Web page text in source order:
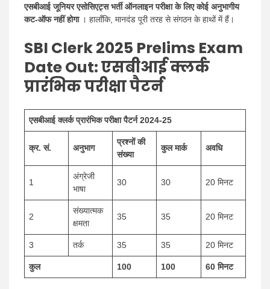
एसबीआई जूनियर एसोसिएट्स भर्ती ऑनलाइन परीक्षा के लिए कोई अनुभागीय
कट-ऑफ नहीं होगा। हालाँकि, मानदंड पूरी तरह से संगठन के हाथों में हैं।
SBI Clerk 2025 Prelims Exam
Date Out: एसबीआई क्लर्क
प्रारंभिक परीक्षा पैटर्न
एसबीआई क्लर्क प्रारंभिक परीक्षा पैटर्न 2024-25
क्र. सं. अनुभाग
प्रश्नों की
संख्या
कुल मार्क अवधि
1
अंग्रेजी
भाषा
30 30 20 मिनट
2
संख्यात्मक
क्षमता
35 35 20 मिनट
3 तर्क 35 35 20 मिनट
कुल 100 100 60 मिनट